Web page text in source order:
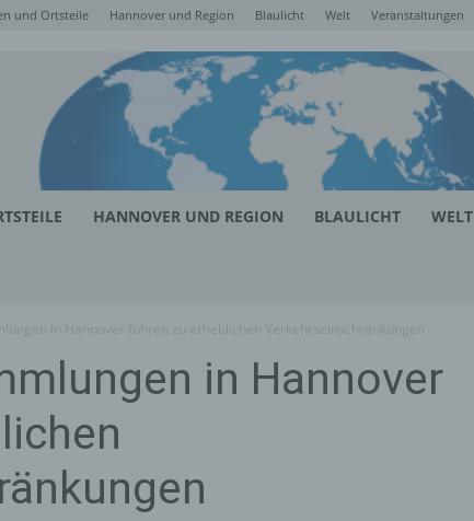
und Ortsteile Hannover und Region Blaulicht Welt Veranstaltungen
HANNOVER UND REGION BLAULICHT WELT
in Hannover